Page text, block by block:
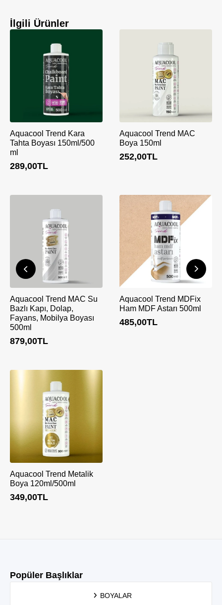
İlgili Ürünler
Aquacool Trend Kara
Tahta Boyası 150ml/500
ml
289,00TL
Aquacool Trend MAC
Boya 150ml
252,00TL
Aquacool Trend MAC Su
Bazlı Kapı, Dolap,
Fayans, Mobilya Boyası
500ml
879,00TL
Aquacool Trend MDFix
Ham MDF Astarı 500ml
485,00TL
Aquacool Trend Metalik
Boya 120ml/500ml
349,00TL
Popüler Başlıklar
BOYALAR